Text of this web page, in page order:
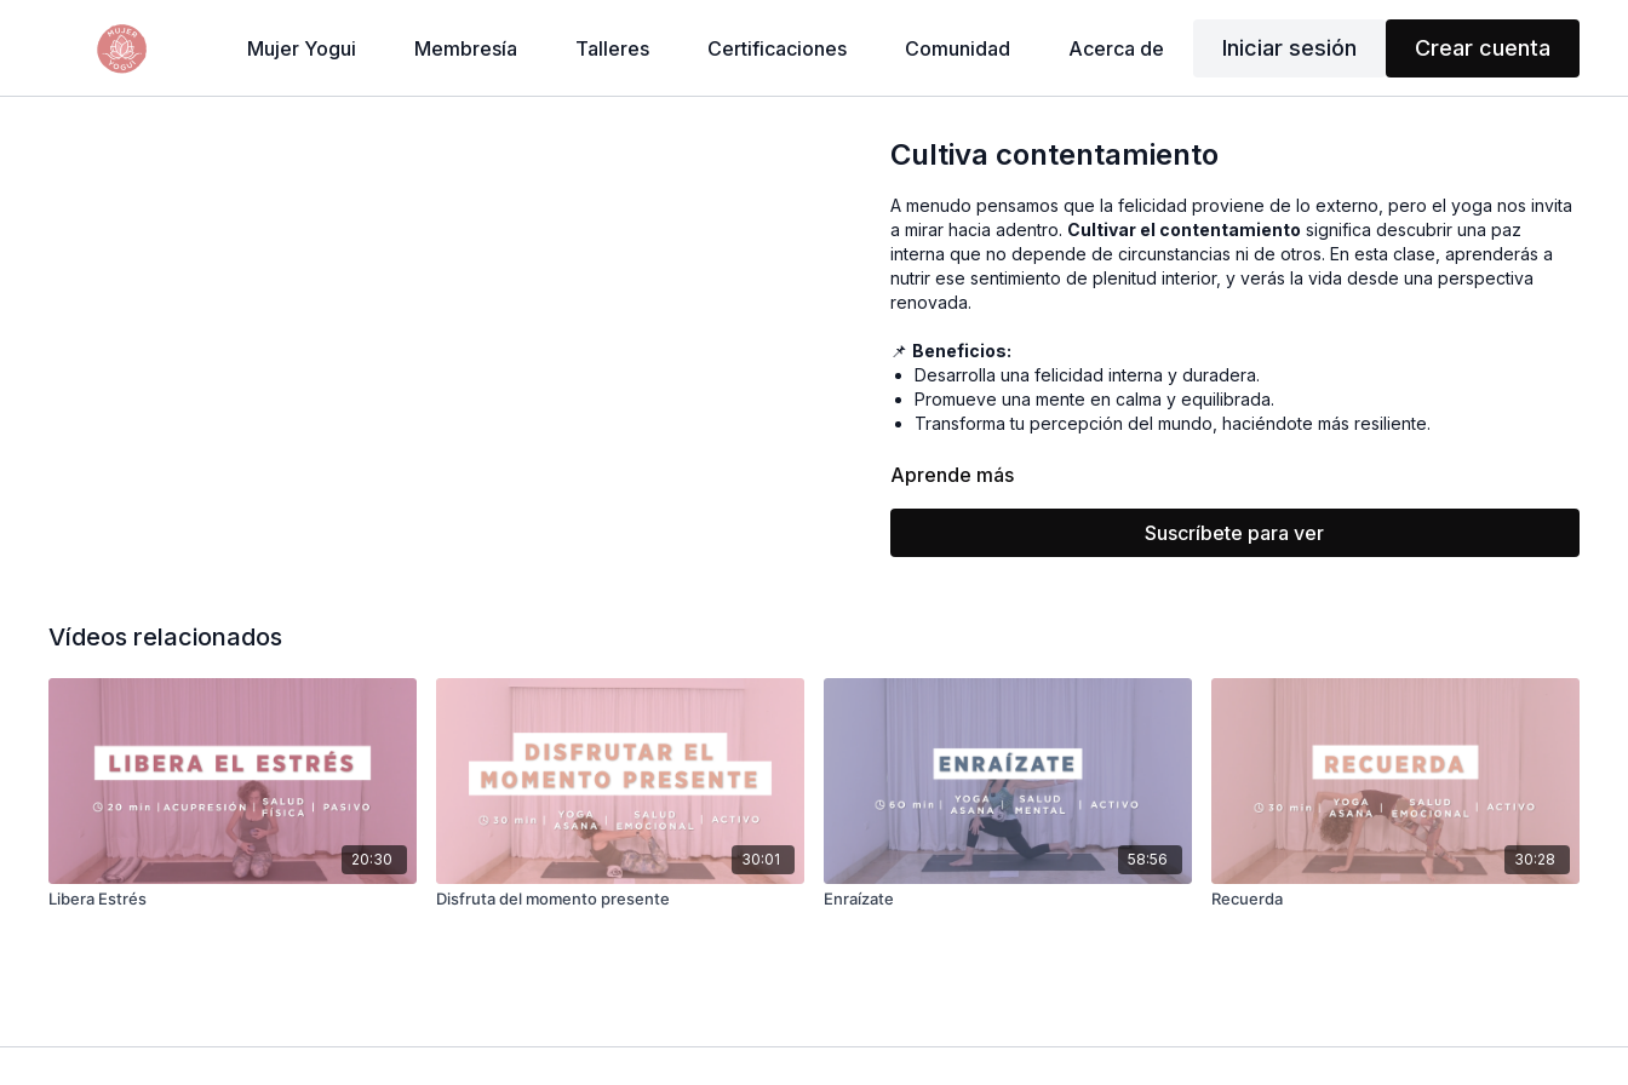
Mujer Yogui Membresía Talleres Certificaciones Comunidad Acerca de Iniciar sesión Crear cuenta
Cultiva contentamiento
A menudo pensamos que la felicidad proviene de lo externo, pero el yoga nos invita
a mirar hacia adentro. Cultivar el contentamiento significa descubrir una paz
interna que no depende de circunstancias ni de otros. En esta clase, aprenderás a
nutrir ese sentimiento de plenitud interior, y verás la vida desde una perspectiva
renovada.
📌 Beneficios:
Desarrolla una felicidad interna y duradera.
Promueve una mente en calma y equilibrada.
Transforma tu percepción del mundo, haciéndote más resiliente.
🎯PROPS:1 cobija.
Aprende más
Suscríbete para ver
Vídeos relacionados
20:30
Libera Estrés
30:01
Disfruta del momento presente
58:56
Enraízate
30:28
Recuerda